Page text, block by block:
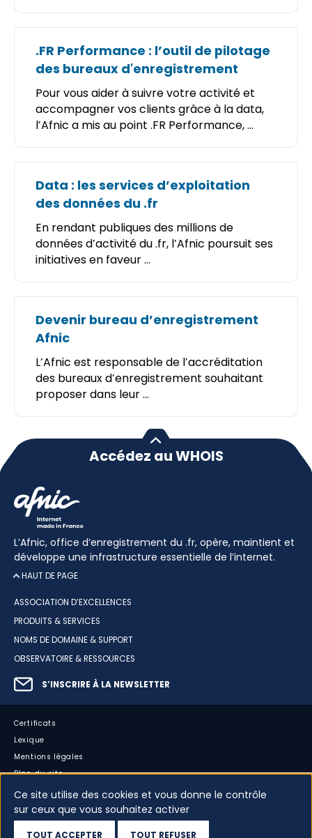
.FR Performance : l’outil de pilotage
des bureaux d'enregistrement
Pour vous aider à suivre votre activité et
accompagner vos clients grâce à la data,
l’Afnic a mis au point .FR Performance, ...
Data : les services d’exploitation
des données du .fr
En rendant publiques des millions de
données d’activité du .fr, l’Afnic poursuit ses
initiatives en faveur ...
Devenir bureau d’enregistrement
Afnic
L’Afnic est responsable de l’accréditation
des bureaux d’enregistrement souhaitant
proposer dans leur ...
Accédez au WHOIS
L’Afnic, office d’enregistrement du .fr, opère, maintient et
développe une infrastructure essentielle de l’internet.
HAUT DE PAGE
ASSOCIATION D’EXCELLENCES
PRODUITS & SERVICES
NOMS DE DOMAINE & SUPPORT
OBSERVATOIRE & RESSOURCES
S’INSCRIRE À LA NEWSLETTER
Certificats
Lexique
Mentions légales
Plan du site
Accessibilité : partiellement conforme
Cookies
Ce site utilise des cookies et vous donne le contrôle
sur ceux que vous souhaitez activer
TOUT ACCEPTER TOUT REFUSER